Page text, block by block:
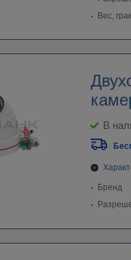
Вес,
В
Бренд